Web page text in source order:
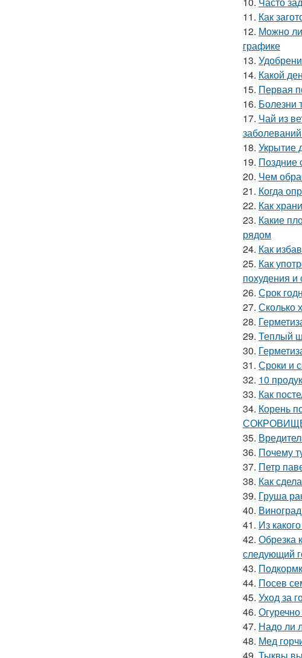
11. Как
12. Можно
графике
13.
14. Какой
15. Первая
16. Болезни
17. Чай из
18. Укрытие
19. Поздние
20. Чем
21. Когда
22. Как
23. Какие
рядом
24. Как
25. Как
похудения и
26. Срок
27. Сколько
28.
29. Теплый
30.
31. Сроки и
32. 10
33. Как
34. Корень
35.
36. Почему
37. Петр
38. Как
39. Груша
40.
41. Из
42. Обрезка
следующий
43.
44. Посев
45. Уход за
46.
47. Надо ли
48. Мед